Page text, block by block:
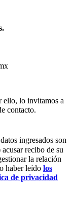
ello, lo invitamos a
contacto.
ingresados son
recibo de su
la relación
haber leído los
de privacidad